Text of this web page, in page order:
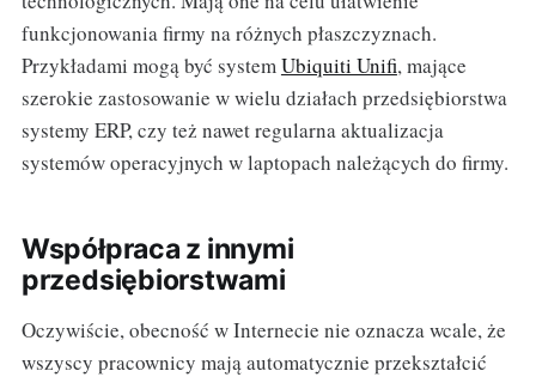
funkcjonowania firmy na różnych płaszczyznach.
Przykładami mogą być systemUbiquiti Unifi, mające
szerokie zastosowanie w wielu działach przedsiębiorstwa
systemy ERP, czy też nawet regularna aktualizacja
systemów operacyjnych w laptopach należących do firmy.
Współpraca z innymi
przedsiębiorstwami
Oczywiście, obecność w Internecie nie oznacza wcale, że
wszyscy pracownicy mają automatycznie przekształcić